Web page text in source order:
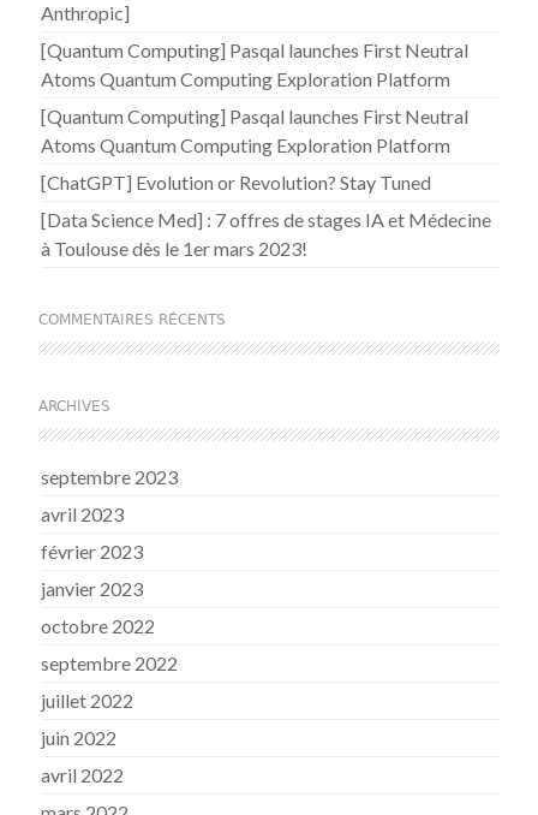
Anthropic]
[Quantum Computing] Pasqal launches First Neutral
Atoms Quantum Computing Exploration Platform
[Quantum Computing] Pasqal launches First Neutral
Atoms Quantum Computing Exploration Platform
[ChatGPT] Evolution or Revolution? Stay Tuned
[Data Science Med] : 7 offres de stages IA et Médecine
à Toulouse dès le 1er mars 2023!
COMMENTAIRES RÉCENTS
ARCHIVES
septembre 2023
avril 2023
février 2023
janvier 2023
octobre 2022
septembre 2022
juillet 2022
juin 2022
avril 2022